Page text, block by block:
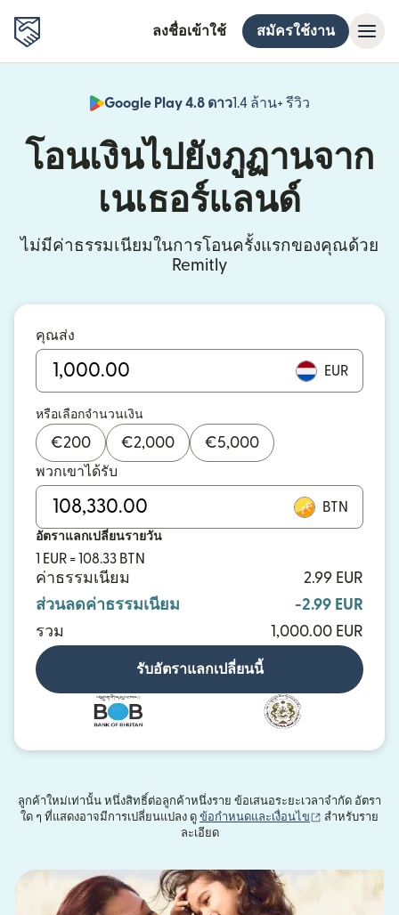
ลงชื่อเข้าใช้ สมัครใช้งาน
Google Play 4.8 ดาว1.4 ล้าน+ รีวิว
(เปิดในหน้าต่
โอนเงินไปยังภูฏานจาก
เนเธอร์แลนด์
ไม่มีค่าธรรมเนียมในการโอนครั้งแรกของคุณด้วย
Remitly
คุณส่ง
EUR
หรือเลือกจำนวนเงิน
€200 €2,000 €5,000
พวกเขาได้รับ
BTN
อัตราแลกเปลี่ยนรายวัน
1 EUR = 108.33 BTN
ค่าธรรมเนียม
2.99 EUR
ส่วนลดค่าธรรมเนียม
-2.99 EUR
รวม
1,000.00 EUR
รับอัตราแลกเปลี่ยนนี้
ลูกค้าใหม่เท่านั้น หนึ่งสิทธิ์ต่อลูกค้าหนึ่งราย ข้อเสนอระยะเวลาจำกัด อัตรา
ใด ๆ ที่แสดงอาจมีการเปลี่ยนแปลง ดู ข้อกำหนดและเงื่อนไข (เปิดในหน้าต่า
สำหรับราย
ละเอียด